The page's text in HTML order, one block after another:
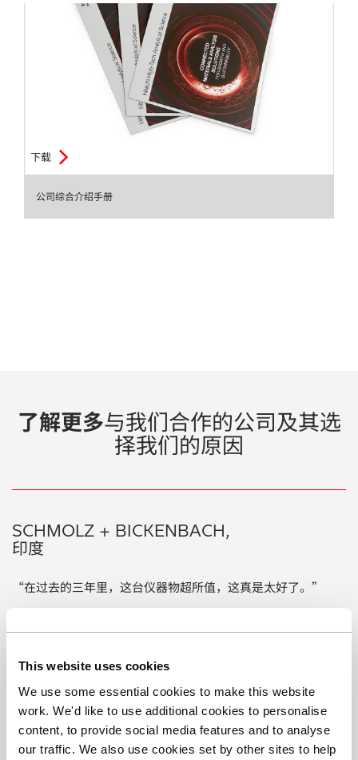
This website uses cookies
We use some essential cookies to make this website
work. We'd like to use additional cookies to personalise
content, to provide social media features and to analyse
our traffic. We also use cookies set by other sites to help
镀层厚度测量
下载
公司综合介绍手册
了解更多与我们合作的公司及其选
择我们的原因
SCHMOLZ + BICKENBACH,
印度
“在过去的三年里，这台仪器物超所值，这真是太好了。”
Play